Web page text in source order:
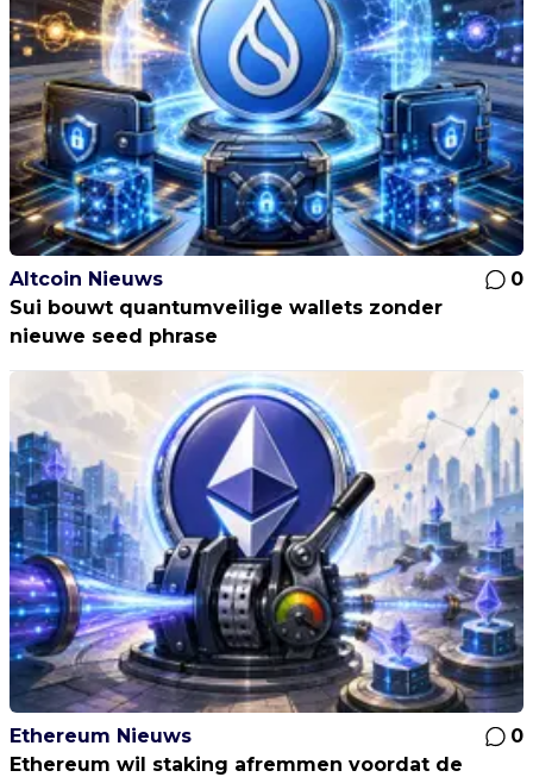
Altcoin Nieuws
0
Sui bouwt quantumveilige wallets zonder
nieuwe seed phrase
Ethereum Nieuws
0
Ethereum wil staking afremmen voordat de